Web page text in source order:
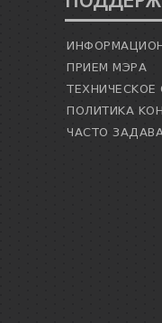
ПРИЕМ МЭРА
ПОЛИТИКА
ЧАСТО